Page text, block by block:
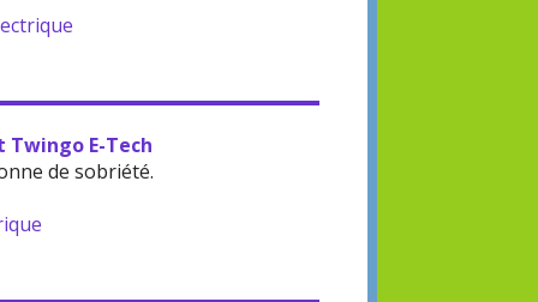
Twingo E-Tech
de sobriété.